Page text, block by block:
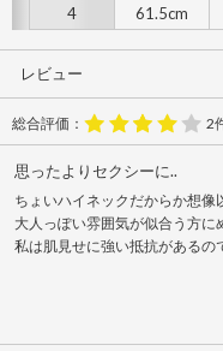
4
61.5cm
レビュー
総合評価： 2
思ったよりセクシーに..
ちょいハイネックだからか想像
大人っぽい雰囲気が似合う方に
私は肌見せに強い抵抗があるの